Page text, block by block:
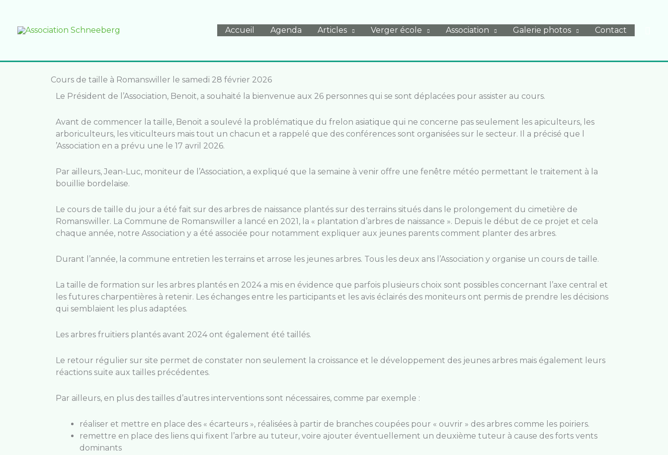
contenu
Accueil Agenda Articles Verger école Association Galerie photos Contact
Cours de taille à Romanswiller le samedi 28 février 2026
Le Président de l’Association, Benoit, a souhaité la bienvenue aux 26 personnes qui se sont déplacées pour assister au cours.
Avant de commencer la taille, Benoit a soulevé la problématique du frelon asiatique qui ne concerne pas seulement les apiculteurs, les
arboriculteurs, les viticulteurs mais tout un chacun et a rappelé que des conférences sont organisées sur le secteur. Il a précisé que l
’Association en a prévu une le 17 avril 2026.
Par ailleurs, Jean-Luc, moniteur de l’Association, a expliqué que la semaine à venir offre une fenêtre météo permettant le traitement à la
bouillie bordelaise.
Le cours de taille du jour a été fait sur des arbres de naissance plantés sur des terrains situés dans le prolongement du cimetière de
Romanswiller. La Commune de Romanswiller a lancé en 2021, la « plantation d’arbres de naissance ». Depuis le début de ce projet et cela
chaque année, notre Association y a été associée pour notamment expliquer aux jeunes parents comment planter des arbres.
Durant l’année, la commune entretien les terrains et arrose les jeunes arbres. Tous les deux ans l’Association y organise un cours de taille.
La taille de formation sur les arbres plantés en 2024 a mis en évidence que parfois plusieurs choix sont possibles concernant l’axe central et
les futures charpentières à retenir. Les échanges entre les participants et les avis éclairés des moniteurs ont permis de prendre les décisions
qui semblaient les plus adaptées.
Les arbres fruitiers plantés avant 2024 ont également été taillés.
Le retour régulier sur site permet de constater non seulement la croissance et le développement des jeunes arbres mais également leurs
réactions suite aux tailles précédentes.
Par ailleurs, en plus des tailles d’autres interventions sont nécessaires, comme par exemple :
réaliser et mettre en place des « écarteurs », réalisées à partir de branches coupées pour « ouvrir » des arbres comme les poiriers.
remettre en place des liens qui fixent l’arbre au tuteur, voire ajouter éventuellement un deuxième tuteur à cause des forts vents
dominants